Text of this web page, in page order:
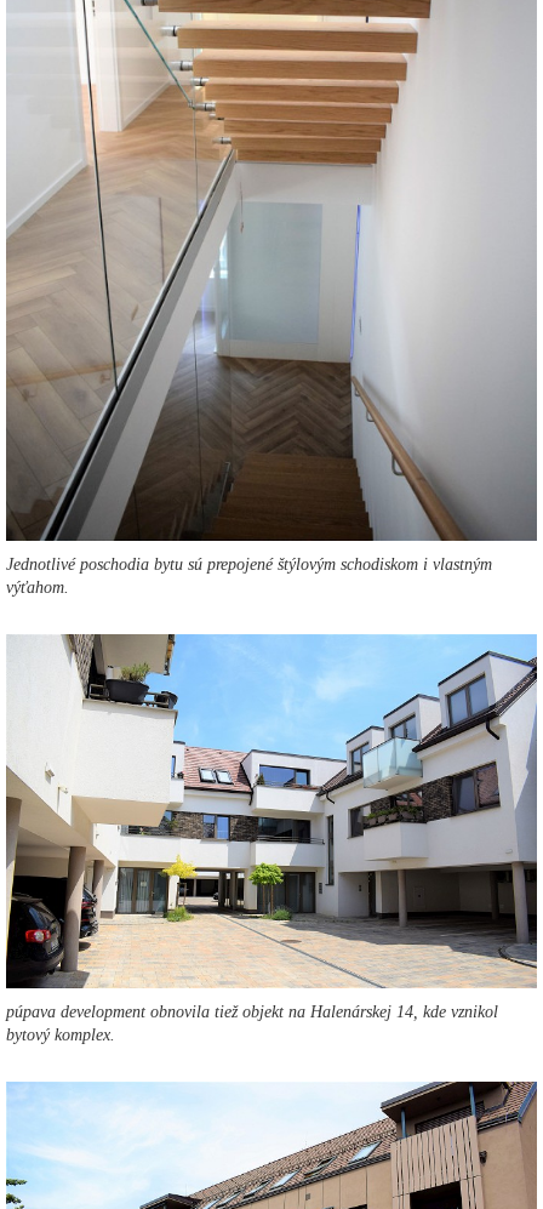
Jednotlivé poschodia bytu sú prepojené štýlovým schodiskom i vlastným
výťahom.
púpava development obnovila tiež objekt na Halenárskej 14, kde vznikol
bytový komplex.